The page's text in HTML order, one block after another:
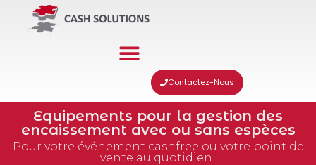
Contactez-Nous
Equipements pour la gestion des
encaissement avec ou sans espèces
Pour votre événement cashfree ou votre point de
vente au quotidien!